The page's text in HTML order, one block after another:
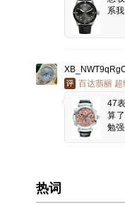
系我
百达翡丽
47
算
勉
热词